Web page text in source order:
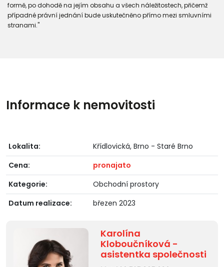
formě, po dohodě na jejím obsahu a všech náležitostech, přičemž
případné právní jednání bude uskutečněno přímo mezi smluvními
stranami."
Informace k nemovitosti
Lokalita:
Křídlovická, Brno - Staré Brno
Cena:
pronajato
Kategorie:
Obchodní prostory
Datum realizace:
březen 2023
Karolína
Kloboučníková -
asistentka společnosti